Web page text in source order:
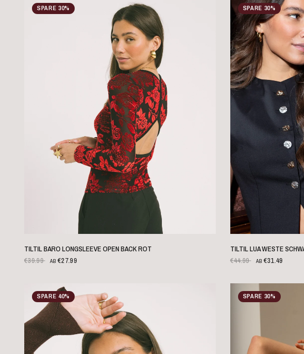
SPARE 30%
TILTIL BARO LONGSLEEVE OPEN BACK ROT
€39.99
AB €27.99
SPARE 30%
TILTIL LUA WESTE
€44.99
AB €31.49
SPARE 40% SPARE 30%